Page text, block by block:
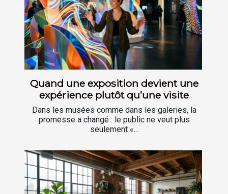
Quand une exposition devient une
expérience plutôt qu’une visite
Dans les musées comme dans les galeries, la
promesse a changé : le public ne veut plus
seulement «...